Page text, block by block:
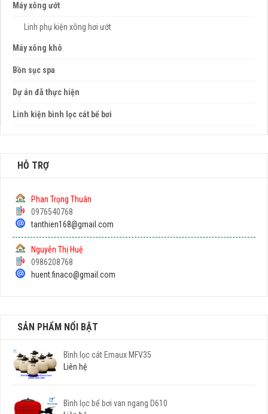
Máy xông ướt
Linh phụ kiện xông hơi ướt
Máy xông khô
Bồn sục spa
Dự án đã thực hiện
Linh kiện bình lọc cát bể bơi
HỖ TRỢ
Phan Trọng Thuân
0976540768
tanthien168@gmail.com
Nguyễn Thị Huệ
0986208768
huent.finaco@gmail.com
SẢN PHẨM NỔI BẬT
Bình lọc cát Emaux MFV35
Liên hệ
Bình lọc bể bơi van ngang D610